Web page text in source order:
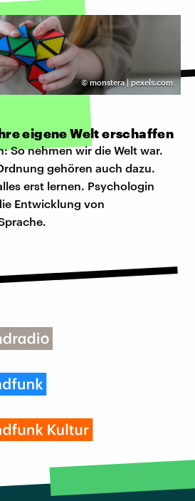
©monstera | pexels.com
eigene Welt erschaffen
So nehmen wir die Welt war.
gehören auch dazu.
erst lernen. Psychologin
Entwicklung von